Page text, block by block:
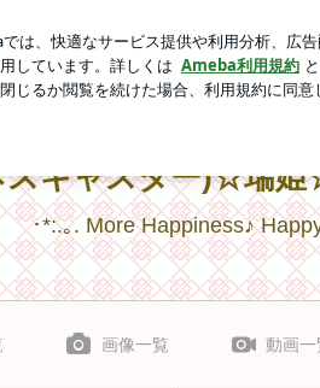
瑞姫☆タロット・ルノルマン・
絶品のしゃぶしゃぶ
スキャスター)☆瑞
･*:.｡. More Happiness♪
画像一覧 動画一